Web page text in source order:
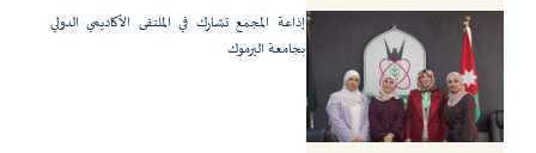
إذاعة المجمع تشارك في الملتقى الأكاديمي الدولي
بجامعة اليرموك